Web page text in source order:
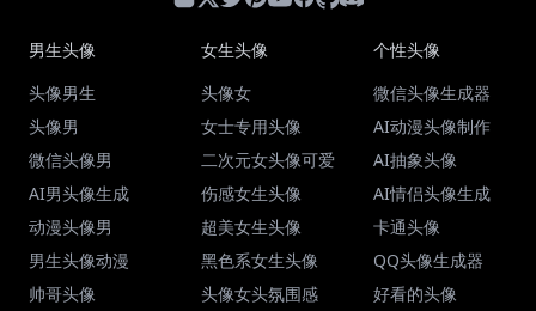
男生头像
头像男生
头像男
微信头像男
AI男头像生成
动漫头像男
男生头像动漫
帅哥头像
女生头像
头像女
女士专用头像
二次元女头像可爱
伤感女生头像
超美女生头像
黑色系女生头像
头像女头氛围感
个性头像
微信头像生成器
AI动漫头像制作
AI抽象头像
AI情侣头像生成
卡通头像
QQ头像生成器
好看的头像